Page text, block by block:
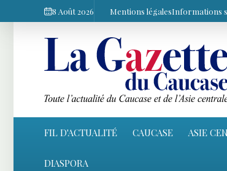
8 Août 2026 Mentions légalesInformations
FIL D'ACTUALITÉ CAUCASE ASIE
DIASPORA